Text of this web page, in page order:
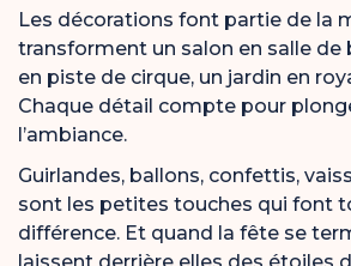
Les décorations font partie de la
transforment un salon en salle de
en piste de cirque, un jardin en
Chaque détail compte pour
l’ambiance.
Guirlandes, ballons, confettis,
sont les petites touches qui font
différence. Et quand la fête se